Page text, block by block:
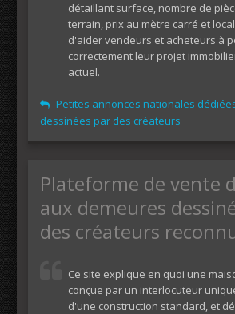
détaillant surface, nombre de
terrain, prix au mètre carré et
d'aider vendeurs et acheteurs à
correctement leur projet
actuel.
Petites annonces nationales
dessinées par des créateurs
Plateforme de vente
aux demeures
des créateurs
Ce site explique en quoi une
conçue par un interlocuteur
d'une construction standard, et